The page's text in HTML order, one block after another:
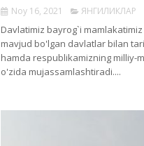
Noy 16, 2021 ЯНГИЛИКЛАР
Davlatimiz bayrog`i
mavjud bo'lgan davlatlar bilan
hamda respublikamizning milliy-
o'zida mujassamlashtiradi....